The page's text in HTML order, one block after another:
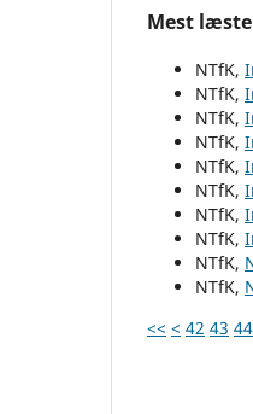
Mest
NTfK,
NTfK,
NTfK,
NTfK,
NTfK,
NTfK,
NTfK,
NTfK,
NTfK,
NTfK,
<< < 42 43 44